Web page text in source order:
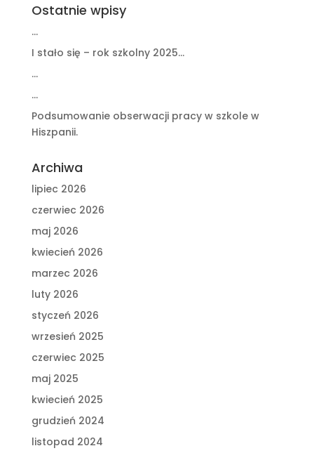
Ostatnie wpisy
…
I stało się – rok szkolny 2025…
…
…
Podsumowanie obserwacji pracy w szkole w
Hiszpanii.
Archiwa
lipiec 2026
czerwiec 2026
maj 2026
kwiecień 2026
marzec 2026
luty 2026
styczeń 2026
wrzesień 2025
czerwiec 2025
maj 2025
kwiecień 2025
grudzień 2024
listopad 2024